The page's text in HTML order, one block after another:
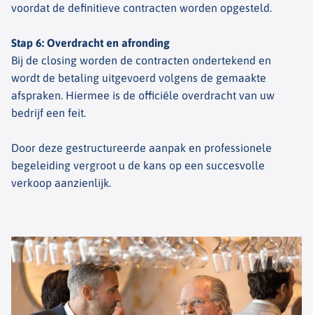
voordat de definitieve contracten worden opgesteld.
Stap 6: Overdracht en afronding
Bij de closing worden de contracten ondertekend en
wordt de betaling uitgevoerd volgens de gemaakte
afspraken. Hiermee is de officiële overdracht van uw
bedrijf een feit.
Door deze gestructureerde aanpak en professionele
begeleiding vergroot u de kans op een succesvolle
verkoop aanzienlijk.